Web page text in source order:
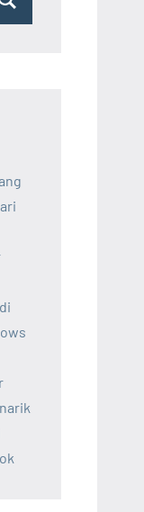
Search